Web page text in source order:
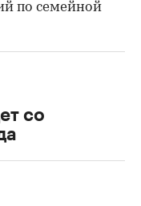
по семейной
со